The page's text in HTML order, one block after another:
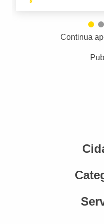
Continua